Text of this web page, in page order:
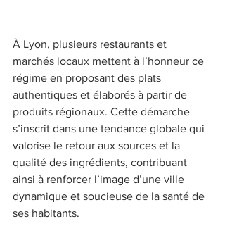
À Lyon, plusieurs restaurants et
marchés locaux mettent à l’honneur ce
régime en proposant des plats
authentiques et élaborés à partir de
produits régionaux. Cette démarche
s’inscrit dans une tendance globale qui
valorise le retour aux sources et la
qualité des ingrédients, contribuant
ainsi à renforcer l’image d’une ville
dynamique et soucieuse de la santé de
ses habitants.